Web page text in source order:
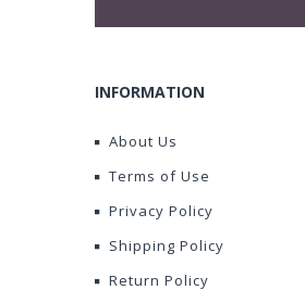
INFORMATION
About Us
Terms of Use
Privacy Policy
Shipping Policy
Return Policy